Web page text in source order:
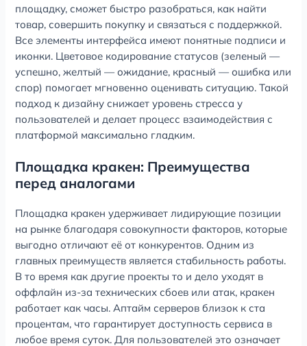
площадку, сможет быстро разобраться, как найти
товар, совершить покупку и связаться с поддержкой.
Все элементы интерфейса имеют понятные подписи и
иконки. Цветовое кодирование статусов (зеленый —
успешно, желтый — ожидание, красный — ошибка или
спор) помогает мгновенно оценивать ситуацию. Такой
подход к дизайну снижает уровень стресса у
пользователей и делает процесс взаимодействия с
платформой максимально гладким.
Площадка кракен: Преимущества
перед аналогами
Площадка кракен удерживает лидирующие позиции
на рынке благодаря совокупности факторов, которые
выгодно отличают её от конкурентов. Одним из
главных преимуществ является стабильность работы.
В то время как другие проекты то и дело уходят в
оффлайн из-за технических сбоев или атак, кракен
работает как часы. Аптайм серверов близок к ста
процентам, что гарантирует доступность сервиса в
любое время суток. Для пользователей это означает